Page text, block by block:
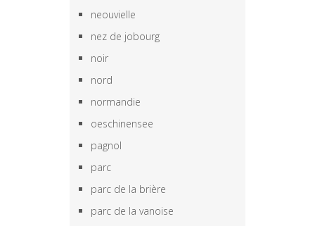
neouvielle
nez de jobourg
noir
nord
normandie
oeschinensee
pagnol
parc
parc de la brière
parc de la vanoise